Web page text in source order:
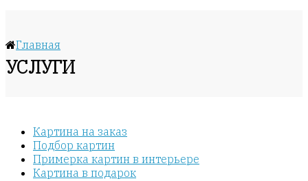
Главная
УСЛУГИ
Картина на заказ
Подбор картин
Примерка картин в интерьере
Картина в подарок